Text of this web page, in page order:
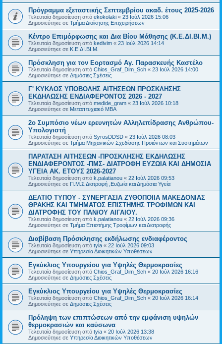
Πρόγραμμα εξεταστικής Σεπτεμβρίου ακαδ. έτους 2025-2026
Τελευταία δημοσίευση από ekokolaki « 23 Ιούλ 2026 15:06
Δημοσιεύτηκε σε Τμήμα Διοίκησης Επιχειρήσεων
Κέντρο Επιμόρφωσης και Δια Βίου Μάθησης (Κ.Ε.ΔΙ.ΒΙ.Μ.)
Τελευταία δημοσίευση από kedivim « 23 Ιούλ 2026 14:14
Δημοσιεύτηκε σε Κ.Ε.ΔΙ.ΒΙ.Μ.
Πρόσκληση για τον Εορτασμό Αγ. Παρασκευής Καστέλο
Τελευταία δημοσίευση από Chios_Graf_Dim_Sch « 23 Ιούλ 2026 14:00
Δημοσιεύτηκε σε Δημόσιες Σχέσεις
Γ' ΚΥΚΛΟΣ ΥΠΟΒΟΛΗΣ ΑΙΤΗΣΕΩΝ ΠΡΟΣΚΛΗΣΗΣ
ΕΚΔΗΛΩΣΗΣ ΕΝΔΙΑΦΕΡΟΝΤΟΣ 2026 - 2027
Τελευταία δημοσίευση από medide_gram « 23 Ιούλ 2026 10:18
Δημοσιεύτηκε σε Μεταπτυχιακό MBA
2ο Συμπόσιο νέων ερευνητών Αλληλεπίδρασης Ανθρώπου-
Υπολογιστή
Τελευταία δημοσίευση από SyrosDDSD « 23 Ιούλ 2026 08:03
Δημοσιεύτηκε σε Τμήμα Μηχανικών Σχεδίασης Προϊόντων και Συστημάτων
ΠΑΡΑΤΑΣΗ ΑΙΤΗΣΕΩΝ -ΠΡΟΣΚΛΗΣΗΣ ΕΚΔΗΛΩΣΗΣ
ΕΝΔΙΑΦΕΡΟΝΤΟΣ -ΠΜΣ- ΔΙΑΤΡΟΦΗ ΕΥΖΩΙΑ ΚΑΙ ΔΗΜΟΣΙΑ
ΥΓΕΙΑ AK. ETOYΣ 2026-2027
Τελευταία δημοσίευση από k.palatianou « 22 Ιούλ 2026 09:53
Δημοσιεύτηκε σε Π.Μ.Σ Διατροφή ,Ευζωία και Δημόσια Υγεία
ΔΕΛΤΙΟ ΤΥΠΟΥ - ΣΥΝΕΡΓΑΣΙΑ ΖΥΘΟΠΟΙΙΑ ΜΑΚΕΔΟΝΙΑΣ
ΘΡΑΚΗΣ ΚΑΙ ΤΜΗΜΑΤΟΣ ΕΠΙΣΤΗΜΗΣ ΤΡΟΦΙΜΩΝ ΚΑΙ
ΔΙΑΤΡΟΦΗΣ ΤΟΥ ΠΑΝ/ΟΥ ΑΙΓΑΙΟΥ.
Τελευταία δημοσίευση από k.palatianou « 22 Ιούλ 2026 09:36
Δημοσιεύτηκε σε Τμήμα Επιστήμης Τροφίμων και Διατροφής
Διαβίβαση Πρόσκλησης εκδήλωσης ενδιαφέροντος
Τελευταία δημοσίευση από tyia « 22 Ιούλ 2026 09:03
Δημοσιεύτηκε σε Υπηρεσία Διοικητικών Υποθέσεων
Εγκύκλιος Υπουργείου για Υψηλές Θερμοκρασίες
Τελευταία δημοσίευση από Chios_Graf_Dim_Sch « 20 Ιούλ 2026 16:16
Δημοσιεύτηκε σε Δημόσιες Σχέσεις
Εγκύκλιος Υπουργείου για Υψηλές Θερμοκρασίες
Τελευταία δημοσίευση από Chios_Graf_Dim_Sch « 20 Ιούλ 2026 16:14
Δημοσιεύτηκε σε Δημόσιες Σχέσεις
Πρόληψη των επιπτώσεων από την εμφάνιση υψηλών
θερμοκρασιών και καύσωνα
Τελευταία δημοσίευση από tyia « 20 Ιούλ 2026 13:38
Δημοσιεύτηκε σε Υπηρεσία Διοικητικών Υποθέσεων